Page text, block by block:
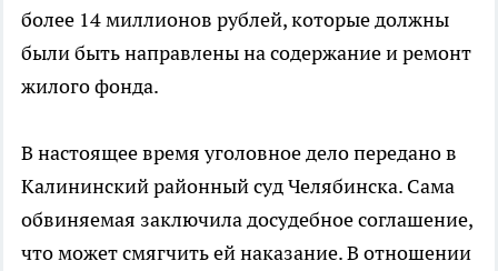
более 14 миллионов рублей, которые должны
были быть направлены на содержание и ремонт
жилого фонда.
В настоящее время уголовное дело передано в
Калининский районный суд Челябинска. Сама
обвиняемая заключила досудебное соглашение,
что может смягчить ей наказание. В отношении